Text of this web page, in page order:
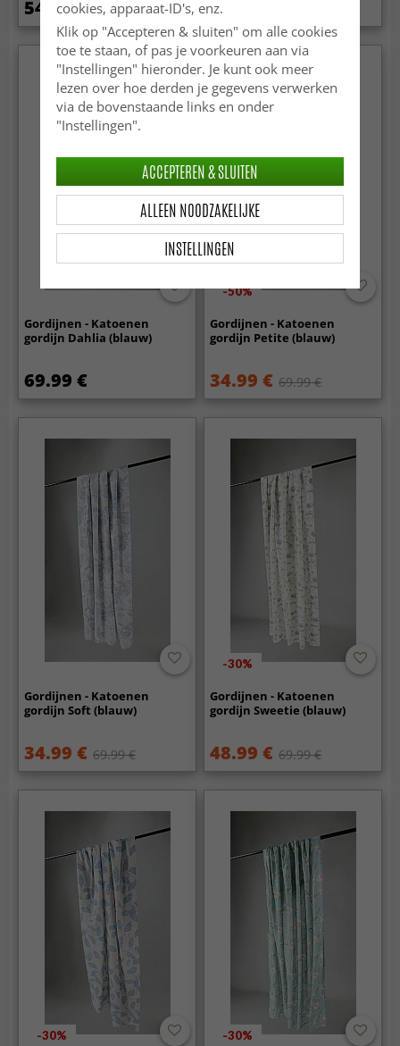
54.99 € 27.99 €
Gordijnen - Katoenen
gordijn Dahlia (blauw)
69.99 €
-50%
Gordijnen - Katoenen
gordijn Petite (blauw)
34.99 € 69.99 €
Gordijnen - Katoenen
gordijn Soft (blauw)
34.99 € 69.99 €
-30%
Gordijnen - Katoenen
gordijn Sweetie (blauw)
48.99 € 69.99 €
-30% -30%
cookies, apparaat-ID's, enz.
Klik op "Accepteren & sluiten" om alle cookies
toe te staan, of pas je voorkeuren aan via
"Instellingen" hieronder. Je kunt ook meer
lezen over hoe derden je gegevens verwerken
via de bovenstaande links en onder
"Instellingen".
INSTELLINGEN
ALLEEN NOODZAKELIJKE
ACCEPTEREN & SLUITEN